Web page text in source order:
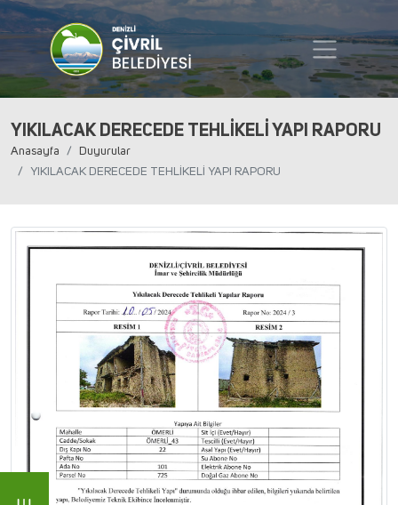
YIKILACAK DERECEDE TEHLİKELİ YAPI RAPORU
Anasayfa
Duyurular
YIKILACAK DERECEDE TEHLİKELİ YAPI RAPORU